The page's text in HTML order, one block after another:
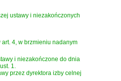
ustawy i niezakończonych
4, w brzmieniu nadanym
i niezakończone do dnia
1.
przez dyrektora izby celnej